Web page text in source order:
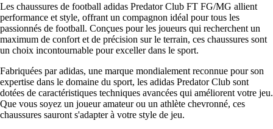
Les chaussures de football adidas Predator Club FT FG/MG allient
performance et style, offrant un compagnon idéal pour tous les
passionnés de football. Conçues pour les joueurs qui recherchent un
maximum de confort et de précision sur le terrain, ces chaussures sont
un choix incontournable pour exceller dans le sport.
Fabriquées par adidas, une marque mondialement reconnue pour son
expertise dans le domaine du sport, les adidas Predator Club sont
dotées de caractéristiques techniques avancées qui améliorent votre jeu.
Que vous soyez un joueur amateur ou un athlète chevronné, ces
chaussures sauront s'adapter à votre style de jeu.